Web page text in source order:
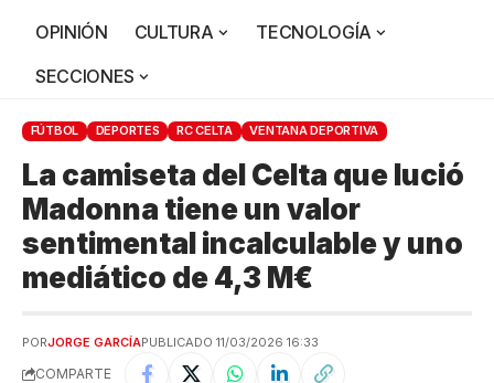
OPINIÓN
CULTURA
TECNOLOGÍA
SECCIONES
FÚTBOL DEPORTES RC CELTA VENTANA DEPORTIVA
La camiseta del Celta que lució
Madonna tiene un valor
sentimental incalculable y uno
mediático de 4,3 M€
PORJORGE GARCÍAPUBLICADO 11/03/2026 16:33
COMPARTE